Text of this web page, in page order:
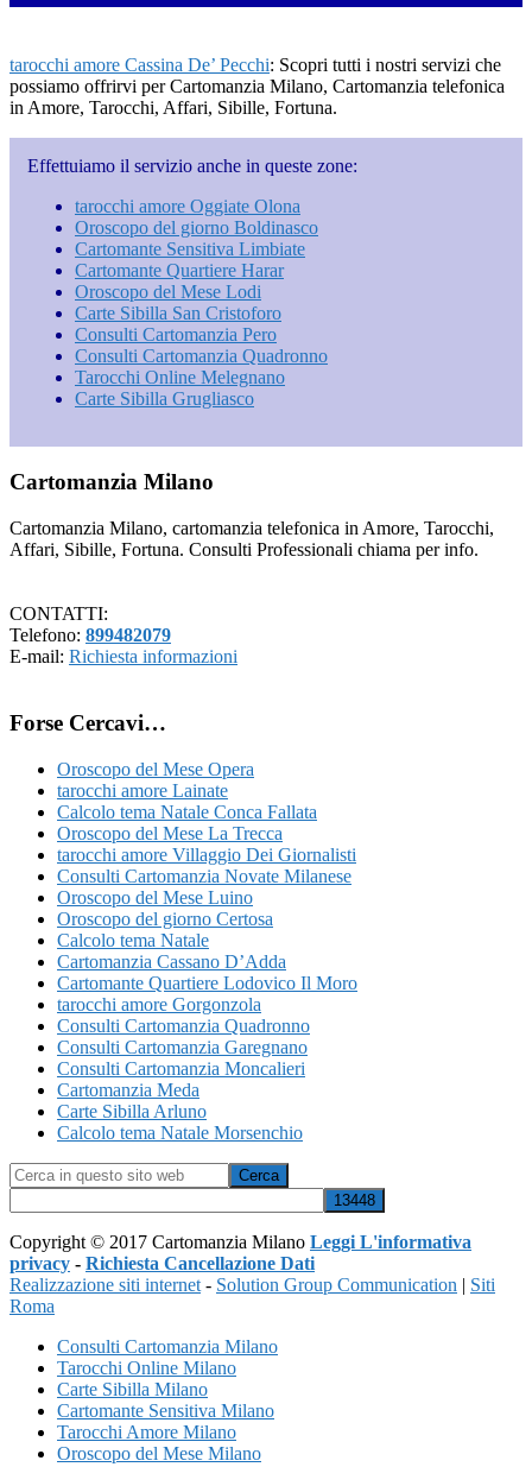
tarocchi amore Cassina De’ Pecchi: Scopri tutti i nostri servizi che
possiamo offrirvi per Cartomanzia Milano, Cartomanzia telefonica
in Amore, Tarocchi, Affari, Sibille, Fortuna.
Effettuiamo il servizio anche in queste zone:
tarocchi amore Oggiate Olona
Oroscopo del giorno Boldinasco
Cartomante Sensitiva Limbiate
Cartomante Quartiere Harar
Oroscopo del Mese Lodi
Carte Sibilla San Cristoforo
Consulti Cartomanzia Pero
Consulti Cartomanzia Quadronno
Tarocchi Online Melegnano
Carte Sibilla Grugliasco
Footer
Cartomanzia Milano
Cartomanzia Milano, cartomanzia telefonica in Amore, Tarocchi,
Affari, Sibille, Fortuna. Consulti Professionali chiama per info.
CONTATTI:
Telefono: 899482079
E-mail: Richiesta informazioni
Forse Cercavi…
Oroscopo del Mese Opera
tarocchi amore Lainate
Calcolo tema Natale Conca Fallata
Oroscopo del Mese La Trecca
tarocchi amore Villaggio Dei Giornalisti
Consulti Cartomanzia Novate Milanese
Oroscopo del Mese Luino
Oroscopo del giorno Certosa
Calcolo tema Natale
Cartomanzia Cassano D’Adda
Cartomante Quartiere Lodovico Il Moro
tarocchi amore Gorgonzola
Consulti Cartomanzia Quadronno
Consulti Cartomanzia Garegnano
Consulti Cartomanzia Moncalieri
Cartomanzia Meda
Carte Sibilla Arluno
Calcolo tema Natale Morsenchio
Cerca
in
questo
sito
web
Copyright © 2017 Cartomanzia Milano Leggi L'informativa
privacy - Richiesta Cancellazione Dati
Realizzazione siti internet - Solution Group Communication | Siti
Roma
Consulti Cartomanzia Milano
Tarocchi Online Milano
Carte Sibilla Milano
Cartomante Sensitiva Milano
Tarocchi Amore Milano
Oroscopo del Mese Milano